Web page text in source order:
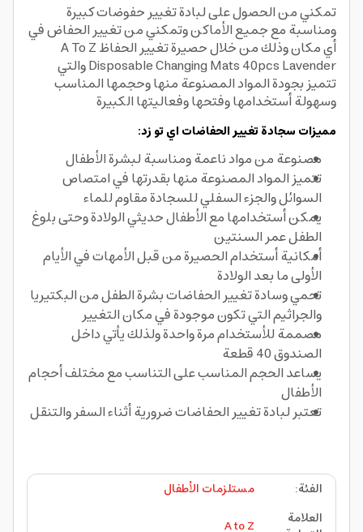
تمكني من الحصول على لبادة تغيير حفوضات كبيرة
ومناسبة مع جميع الأماكن وتمكني من تغيير الحفاض في
أي مكان وذلك من خلال حصيرة تغيير الحفاظ A To Z
Disposable Changing Mats 40pcs Lavender والتي
تتميز بجودة المواد المصنوعة منها وحجمها المناسب
وسهولة أستخدامها وفتحها وفعاليتها الكبيرة
مميزات سجادة تغيير الحفاضات اي تو زد:
مصنوعة من مواد ناعمة ومناسبة لبشرة الأطفال
تتميز المواد المصنوعة منها بقدرتها في امتصاص
السوائل والجزء السفلي للسجادة مقاوم للماء
يمكن أستخدامها مع الأطفال حديثي الولادة وحتى بلوغ
الطفل عمر السنتين
أمكانية أستخدام الحصيرة من قبل الأمهات في الأيام
الأولى ما بعد الولادة
تحمي وسادة تغيير الحفاضات بشرة الطفل من البكتيريا
والجراثيم التي تكون موجودة في مكان التغيير
مصممة للأستخدام مرة واحدة ولذلك يأتي داخل
الصندوق 40 قطعة
يساعد الحجم المناسب على التناسب مع مختلف أحجام
الأطفال
تعتبر لبادة تغيير الحفاضات ضرورية أثناء السفر والتنقل
الفئة:
مستلزمات الأطفال
العلامة
A to Z